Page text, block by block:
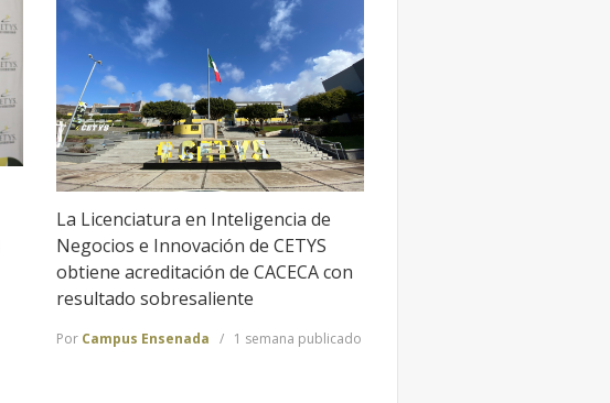
La Licenciatura en Inteligencia de
Negocios e Innovación de CETYS
obtiene acreditación de CACECA con
resultado sobresaliente
Por Campus Ensenada 1 semana publicado